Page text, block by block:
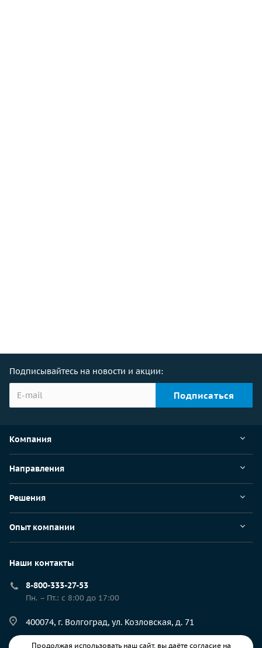
Подписывайтесь на новости и акции:
Компания
Направления
Решения
Опыт компании
Наши контакты
8-800-333-27-53
Пн. – Пт.: с 8:00 до 17:00
400074, г. Волгоград, ул. Козловская, д. 71
Продолжая использовать наш сайт, вы даёте согласие на